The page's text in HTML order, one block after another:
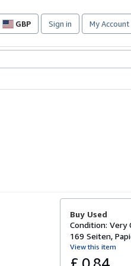
GBP
Site
preferences
Sign in My Account
Buy Used
Condition: Very
169 Seiten,
View this item